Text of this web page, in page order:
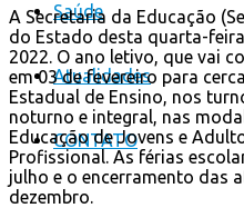
Saúde
Atualidades
CONTATO
A Secretaria da Educação
do Estado desta quarta-
2022. O ano letivo, que vai
em 03 de fevereiro para
Estadual de Ensino, nos
noturno e integral, nas
Educação de Jovens e
Profissional. As férias
julho e o encerramento das
dezembro.